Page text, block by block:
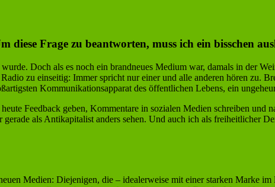
diese Frage zu beantworten, muss ich ein bisschen
Doch als es noch ein brandneues Medium war, damals in der
zu einseitig: Immer spricht nur einer und alle anderen hören zu.
Kommunikationsapparat des öffentlichen Lebens, ein
Feedback geben, Kommentare in sozialen Medien schreiben und
als Antikapitalist anders sehen. Und auch ich als freiheitlicher
Medien: Diejenigen, die – idealerweise mit einer starken Marke